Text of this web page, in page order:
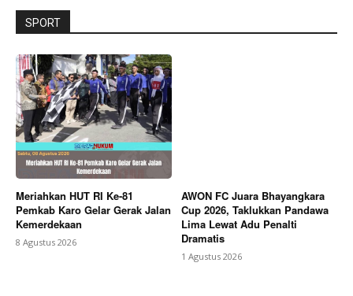
SPORT
Meriahkan HUT RI Ke-81
Pemkab Karo Gelar Gerak Jalan
Kemerdekaan
8 Agustus 2026
AWON FC Juara Bhayangkara
Cup 2026, Taklukkan Pandawa
Lima Lewat Adu Penalti
Dramatis
1 Agustus 2026